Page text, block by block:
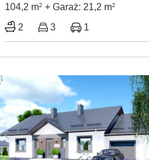
104,2 m2 + Garaż: 21,2 m2
2 3 1